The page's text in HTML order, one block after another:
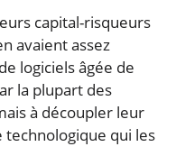
capital-risqueurs
avaient assez
logiciels âgée de
la plupart des
à découpler leur
technologique qui les